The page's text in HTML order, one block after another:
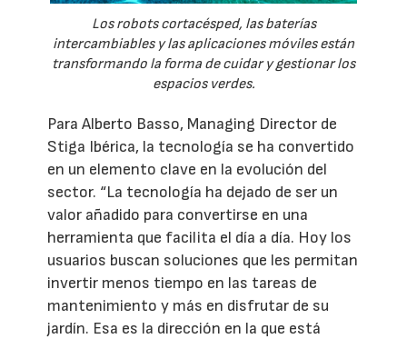
Los robots cortacésped, las baterías
intercambiables y las aplicaciones móviles están
transformando la forma de cuidar y gestionar los
espacios verdes.
Para Alberto Basso, Managing Director de
Stiga Ibérica, la tecnología se ha convertido
en un elemento clave en la evolución del
sector. “La tecnología ha dejado de ser un
valor añadido para convertirse en una
herramienta que facilita el día a día. Hoy los
usuarios buscan soluciones que les permitan
invertir menos tiempo en las tareas de
mantenimiento y más en disfrutar de su
jardín. Esa es la dirección en la que está